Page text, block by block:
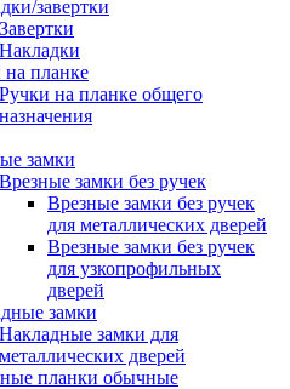
завертки
Завертки
Накладки
на планке
Ручки на планке общего
назначения
замки
Врезные замки без ручек
Врезные замки без ручек
для металлических дверей
Врезные замки без ручек
для узкопрофильных
дверей
замки
Накладные замки для
металлических дверей
планки обычные